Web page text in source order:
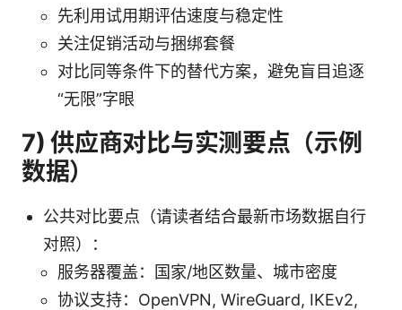
先利用试用期评估速度与稳定性
关注促销活动与捆绑套餐
对比同等条件下的替代方案，避免盲目追逐
“无限”字眼
7) 供应商对比与实测要点（示例
数据）
公共对比要点（请读者结合最新市场数据自行
对照）：
服务器覆盖：国家/地区数量、城市密度
协议支持：OpenVPN, WireGuard, IKEv2,